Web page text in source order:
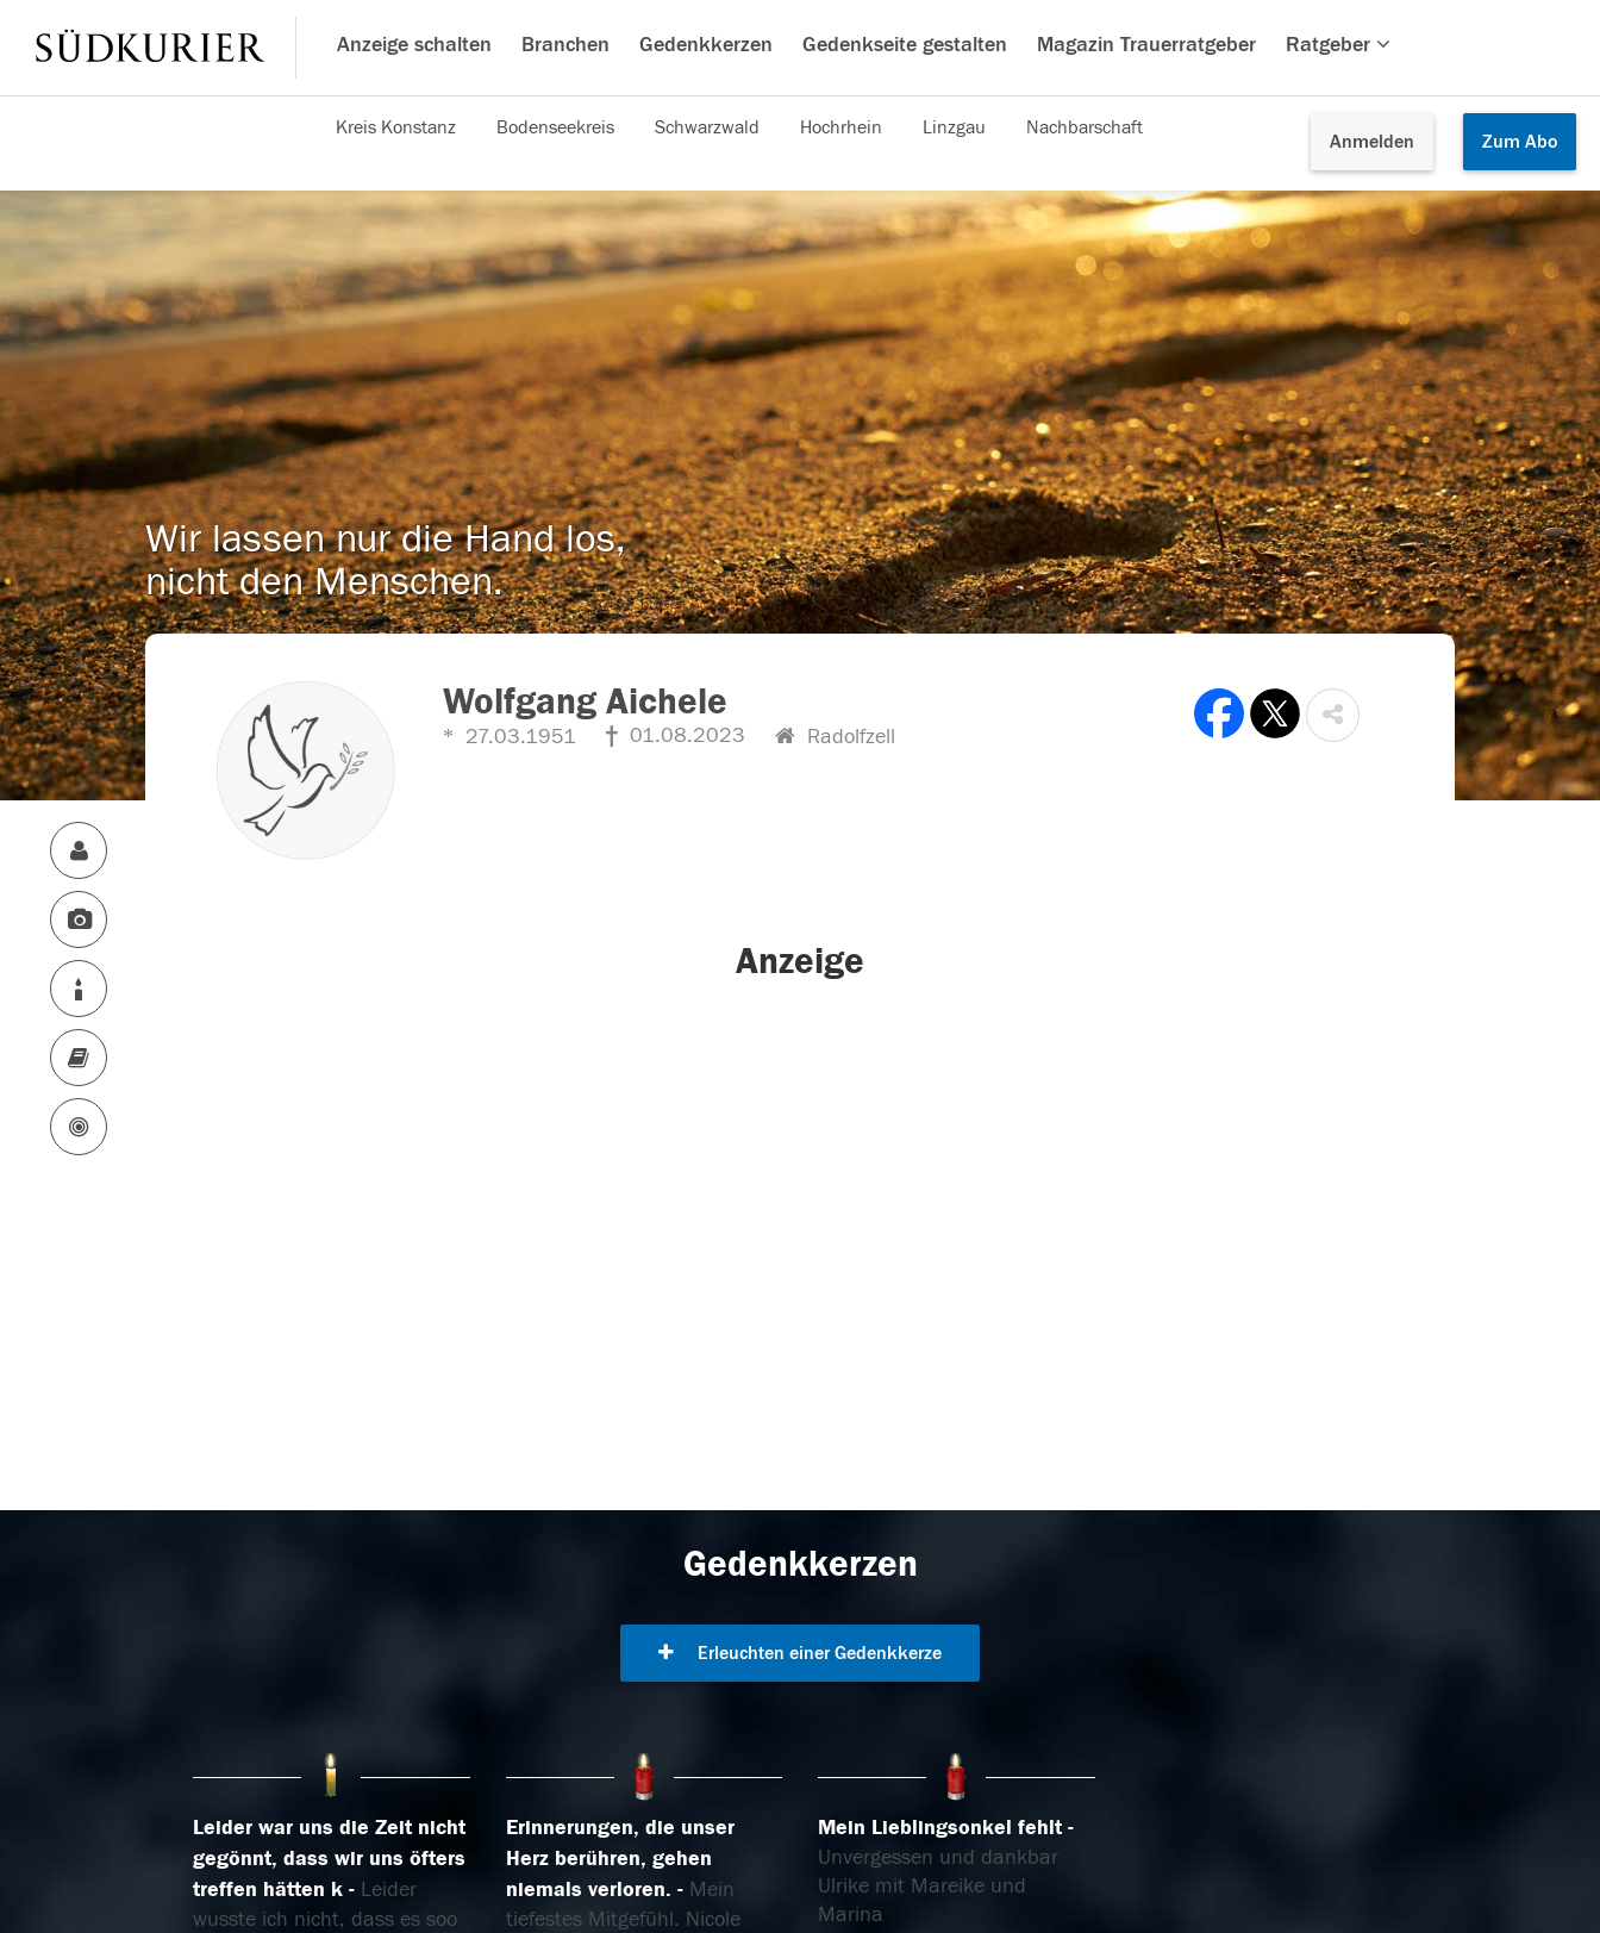
Anzeige schalten Branchen Gedenkkerzen Gedenkseite gestalten Magazin Trauerratgeber Ratgeber
Anmelden Zum Abo
Kreis Konstanz Bodenseekreis Schwarzwald Hochrhein Linzgau Nachbarschaft
Wir lassen nur die Hand los,
nicht den Menschen.
Wolfgang Aichele
27.03.1951 01.08.2023 Radolfzell
Anzeige
Gedenkkerzen
Erleuchten einer Gedenkkerze
Leider war uns die Zeit nicht
gegönnt, dass wir uns öfters
treffen hätten k
Leider
wusste ich nicht, dass es soo
Erinnerungen, die unser
Herz berühren, gehen
niemals verloren.
Mein
tiefestes Mitgefühl. Nicole
Mein Lieblingsonkel fehlt
Unvergessen und dankbar
Ulrike mit Mareike und
Marina